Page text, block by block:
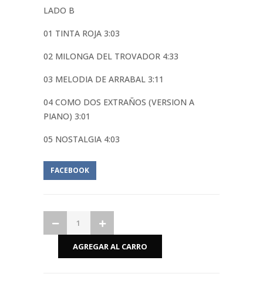
LADO B
01 TINTA ROJA 3:03
02 MILONGA DEL TROVADOR 4:33
03 MELODIA DE ARRABAL 3:11
04 COMO DOS EXTRAÑOS (VERSION A
PIANO) 3:01
05 NOSTALGIA 4:03
FACEBOOK